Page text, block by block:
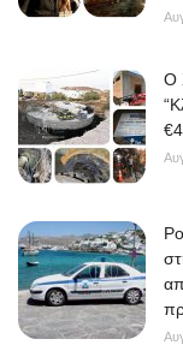
Local Elections
About
Elections 2023
Ελληνικά
O